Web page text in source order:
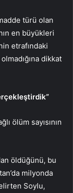
türü olan
en büyükleri
etrafındaki
dikkat
ölüm sayısının
öldüğünü, bu
milyonda
Soylu,